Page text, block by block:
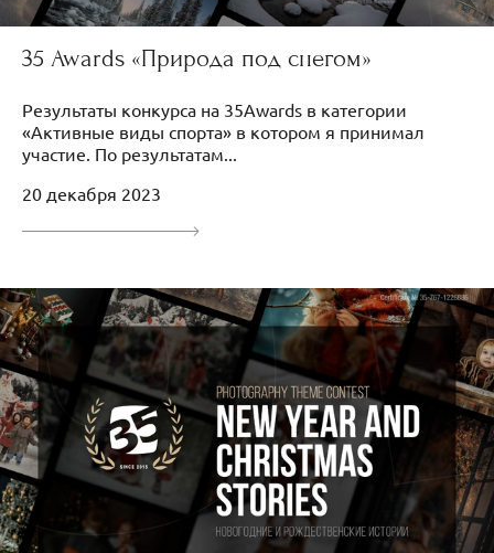
35 Awards «Природа под снегом»
Результаты конкурса на 35Awards в категории
«Активные виды спорта» в котором я принимал
участие. По результатам...
20 декабря 2023